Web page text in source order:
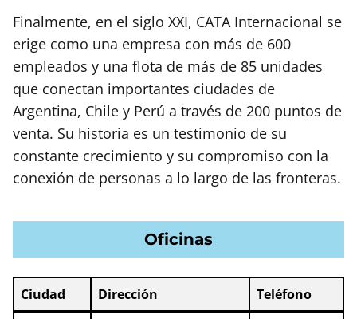
Finalmente, en el siglo XXI, CATA Internacional se
erige como una empresa con más de 600
empleados y una flota de más de 85 unidades
que conectan importantes ciudades de
Argentina, Chile y Perú a través de 200 puntos de
venta. Su historia es un testimonio de su
constante crecimiento y su compromiso con la
conexión de personas a lo largo de las fronteras.
Oficinas
Ciudad Dirección
Teléfono